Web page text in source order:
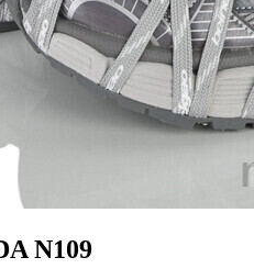
N109